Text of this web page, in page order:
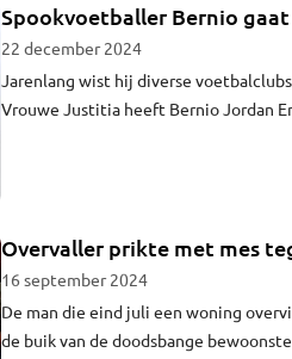
Spookvoetballer Bernio
22 december 2024
Jarenlang wist hij diverse
Vrouwe Justitia heeft Bernio Jordan
Overvaller prikte met mes
16 september 2024
De man die eind juli een woning
de buik van de doodsbange